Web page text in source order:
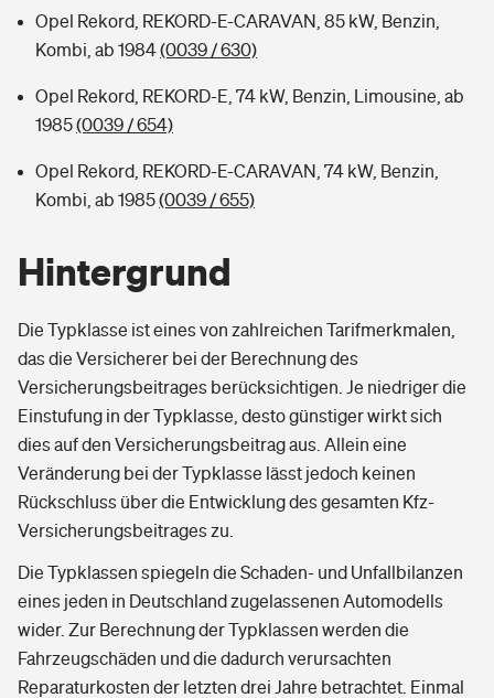
Opel Rekord, REKORD-E-CARAVAN, 85 kW, Benzin,
Kombi, ab 1984(0039 / 630)
Opel Rekord, REKORD-E, 74 kW, Benzin, Limousine, ab
1985(0039 / 654)
Opel Rekord, REKORD-E-CARAVAN, 74 kW, Benzin,
Kombi, ab 1985(0039 / 655)
Hintergrund
Die Typklasse ist eines von zahlreichen Tarifmerkmalen,
das die Versicherer bei der Berechnung des
Versicherungsbeitrages berücksichtigen. Je niedriger die
Einstufung in der Typklasse, desto günstiger wirkt sich
dies auf den Versicherungsbeitrag aus. Allein eine
Veränderung bei der Typklasse lässt jedoch keinen
Rückschluss über die Entwicklung des gesamten Kfz-
Versicherungsbeitrages zu.
Die Typklassen spiegeln die Schaden- und Unfallbilanzen
eines jeden in Deutschland zugelassenen Automodells
wider. Zur Berechnung der Typklassen werden die
Fahrzeugschäden und die dadurch verursachten
Reparaturkosten der letzten drei Jahre betrachtet. Einmal